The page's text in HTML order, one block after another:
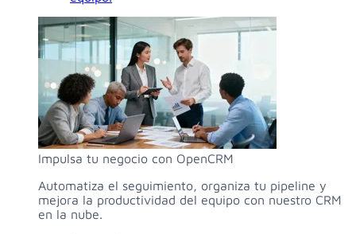
Impulsa tu negocio con OpenCRM
Automatiza el seguimiento, organiza tu pipeline y
mejora la productividad del equipo con nuestro CRM
en la nube.